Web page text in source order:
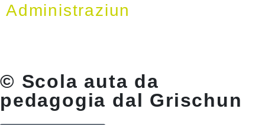
Administraziun
© Scola auta da
pedagogia dal Grischun